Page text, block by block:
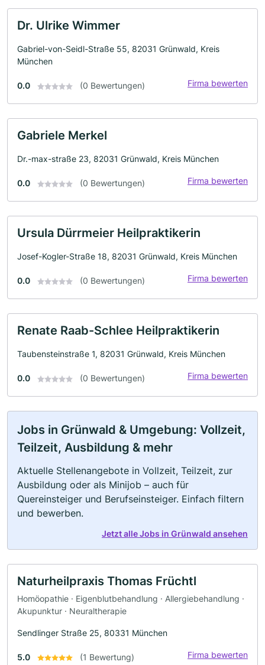
Dr. Ulrike Wimmer
Gabriel-von-Seidl-Straße 55, 82031 Grünwald, Kreis
München
0.0 (0 Bewertungen) Firma bewerten
Gabriele Merkel
Dr.-max-straße 23, 82031 Grünwald, Kreis München
0.0 (0 Bewertungen) Firma bewerten
Ursula Dürrmeier Heilpraktikerin
Josef-Kogler-Straße 18, 82031 Grünwald, Kreis München
0.0 (0 Bewertungen) Firma bewerten
Renate Raab-Schlee Heilpraktikerin
Taubensteinstraße 1, 82031 Grünwald, Kreis München
0.0 (0 Bewertungen) Firma bewerten
Jobs in Grünwald & Umgebung: Vollzeit,
Teilzeit, Ausbildung & mehr
Aktuelle Stellenangebote in Vollzeit, Teilzeit, zur
Ausbildung oder als Minijob – auch für
Quereinsteiger und Berufseinsteiger. Einfach filtern
und bewerben.
Jetzt alle Jobs in Grünwald ansehen
Naturheilpraxis Thomas Früchtl
Homöopathie · Eigenblutbehandlung · Allergiebehandlung ·
Akupunktur · Neuraltherapie
Sendlinger Straße 25, 80331 München
5.0 (1 Bewertung) Firma bewerten